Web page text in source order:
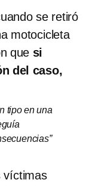
se retiró
motocicleta
que si
del caso,
tipo en una
víctimas